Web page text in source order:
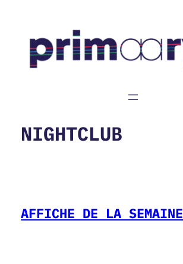
contenu
NIGHTCLUB
AFFICHE DE LA SEMAINE